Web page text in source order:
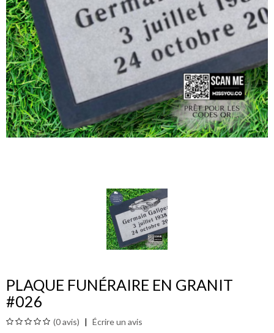
PLAQUE FUNÉRAIRE EN GRANIT
#026
(0 avis) Écrire un avis